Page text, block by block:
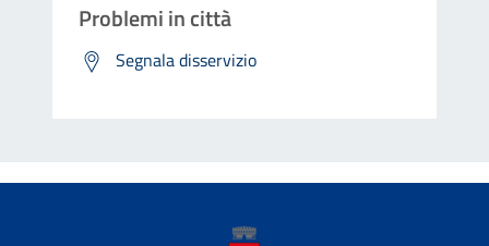
Problemi in città
Segnala disservizio